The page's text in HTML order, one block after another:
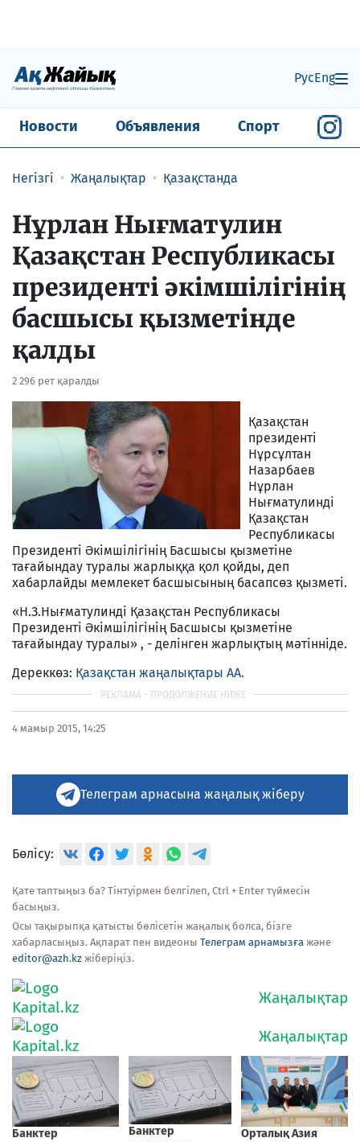
РусEng
Новости Объявления Спорт
Негізгі Жаңалықтар Қазақстанда
Нұрлан Нығматулин
Қазақстан Республикасы
президенті әкімшілігінің
басшысы қызметінде
қалды
2 296 рет қаралды
Қазақстан
президенті
Нұрсұлтан
Назарбаев
Нұрлан
Нығматулинді
Қазақстан
Республикасы
Президенті Әкімшілігінің Басшысы қызметіне
тағайындау туралы жарлыққа қол қойды, деп
хабарлайды мемлекет басшысының басапсөз қызметі.
«Н.З.Нығматулинді Қазақстан Республикасы
Президенті Әкімшілігінің Басшысы қызметіне
тағайындау туралы» , - делінген жарлықтың мәтінніде.
Дереккөз: Қазақстан жаңалықтары АА.
4 мамыр 2015, 14:25
Телеграм арнасына жаңалық жіберу
Бөлісу:
Қате таптыңыз ба? Тінтуірмен белгілеп, Ctrl + Enter түймесін
басыңыз.
Осы тақырыпқа қатысты бөлісетін жаңалық болса, бізге
хабарласыңыз. Ақпарат пен видеоны Телеграм арнамызға және
editor@azh.kz жіберіңіз.